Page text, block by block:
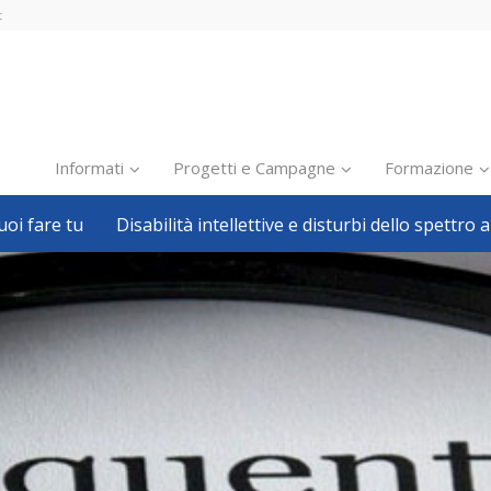
Informati
Inclusione scolastica
Inclusione lavorativa
Politiche sociali
Ricerca e Scienza
Welfare locale
Progetti e Campagne Formazione
fare tu Disabilità intellettive e disturbi dello spettro